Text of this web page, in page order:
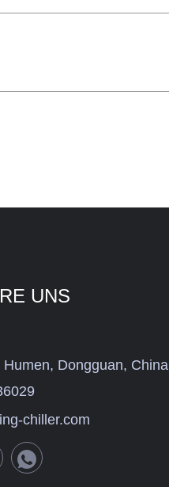
UNS
Dongguan, China
chiller.com